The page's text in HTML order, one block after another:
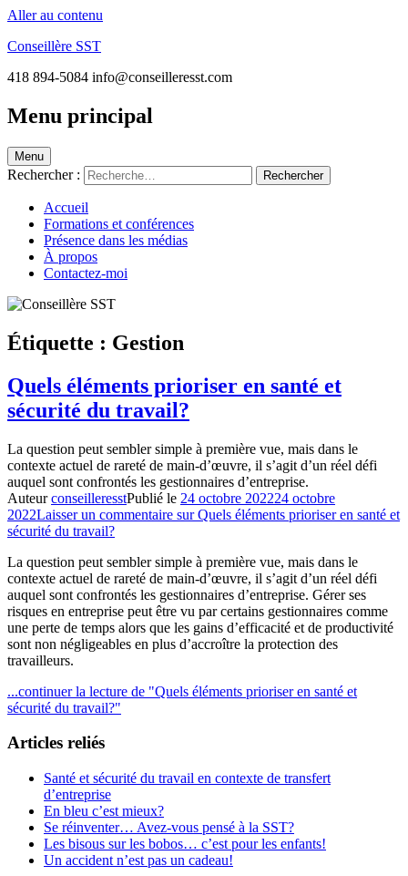
Aller au contenu
Conseillère SST
418 894-5084 info@conseilleresst.com
Menu principal
Menu
Rechercher :
Accueil
Formations et conférences
Présence dans les médias
À propos
Contactez-moi
Étiquette : Gestion
Quels éléments prioriser en santé et
sécurité du travail?
La question peut sembler simple à première vue, mais dans le
contexte actuel de rareté de main-d’œuvre, il s’agit d’un réel défi
auquel sont confrontés les gestionnaires d’entreprise.
AuteurconseilleresstPublié le 24 octobre 202224 octobre
2022Laisser un commentaire sur Quels éléments prioriser en santé et
sécurité du travail?
La question peut sembler simple à première vue, mais dans le
contexte actuel de rareté de main-d’œuvre, il s’agit d’un réel défi
auquel sont confrontés les gestionnaires d’entreprise. Gérer ses
risques en entreprise peut être vu par certains gestionnaires comme
une perte de temps alors que les gains d’efficacité et de productivité
sont non négligeables en plus d’accroître la protection des
travailleurs.
...continuer la lecture de "Quels éléments prioriser en santé et
sécurité du travail?"
Articles reliés
Santé et sécurité du travail en contexte de transfert
d’entreprise
En bleu c’est mieux?
Se réinventer… Avez-vous pensé à la SST?
Les bisous sur les bobos… c’est pour les enfants!
Un accident n’est pas un cadeau!